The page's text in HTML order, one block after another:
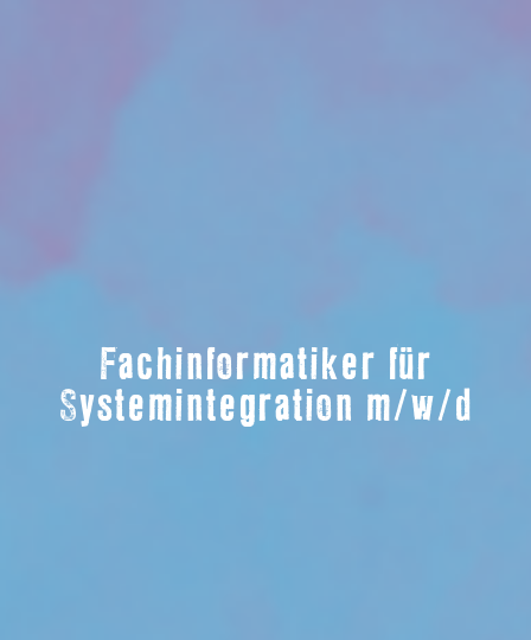
Fachinformatiker für
Systemintegration m/w/d